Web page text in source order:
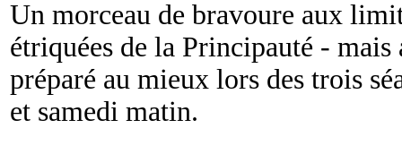
Un morceau de bravoure aux
étriquées de la Principauté - mais
préparé au mieux lors des trois
et samedi matin.